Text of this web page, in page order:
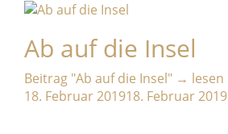
Ab auf die Insel
Beitrag "Ab auf die Insel" → lesen
18. Februar 201918. Februar 2019